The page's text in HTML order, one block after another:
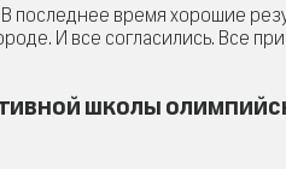
В последнее время хорошие
И все согласились. Все
школы